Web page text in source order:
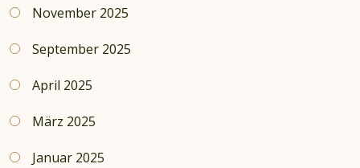
November 2025
September 2025
April 2025
März 2025
Januar 2025